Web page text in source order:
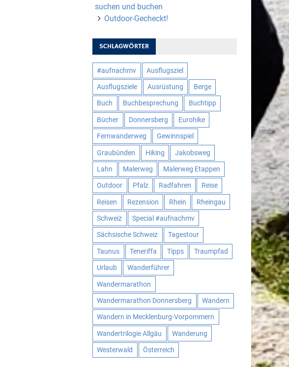
suchen und buchen
Outdoor-Gecheckt!
SCHLAGWÖRTER
#aufnachmv Ausflugsziel
Ausflugsziele Ausrüstung Berge
Buch Buchbesprechung Buchtipp
Bücher Donnersberg Eurohike
Fernwanderweg Gewinnspiel
Graubünden Hiking Jakobsweg
Lahn Malerweg Malerweg Etappen
Outdoor Pfalz Radfahren Reise
Reisen Rezension Rhein Rheingau
Schweiz Special #aufnachmv
Sächsische Schweiz Tagestour
Taunus Teneriffa Tipps Traumpfad
Urlaub Wanderführer
Wandermarathon
Wandermarathon Donnersberg Wandern
Wandern in Mecklenburg-Vorpommern
Wandertrilogie Allgäu Wanderung
Westerwald Österreich